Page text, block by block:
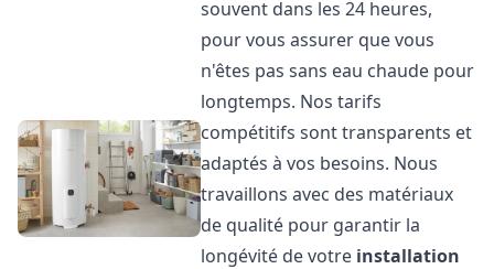
souvent dans les 24 heures,
pour vous assurer que vous
n'êtes pas sans eau chaude pour
longtemps. Nos tarifs
compétitifs sont transparents et
adaptés à vos besoins. Nous
travaillons avec des matériaux
de qualité pour garantir la
longévité de votre installation